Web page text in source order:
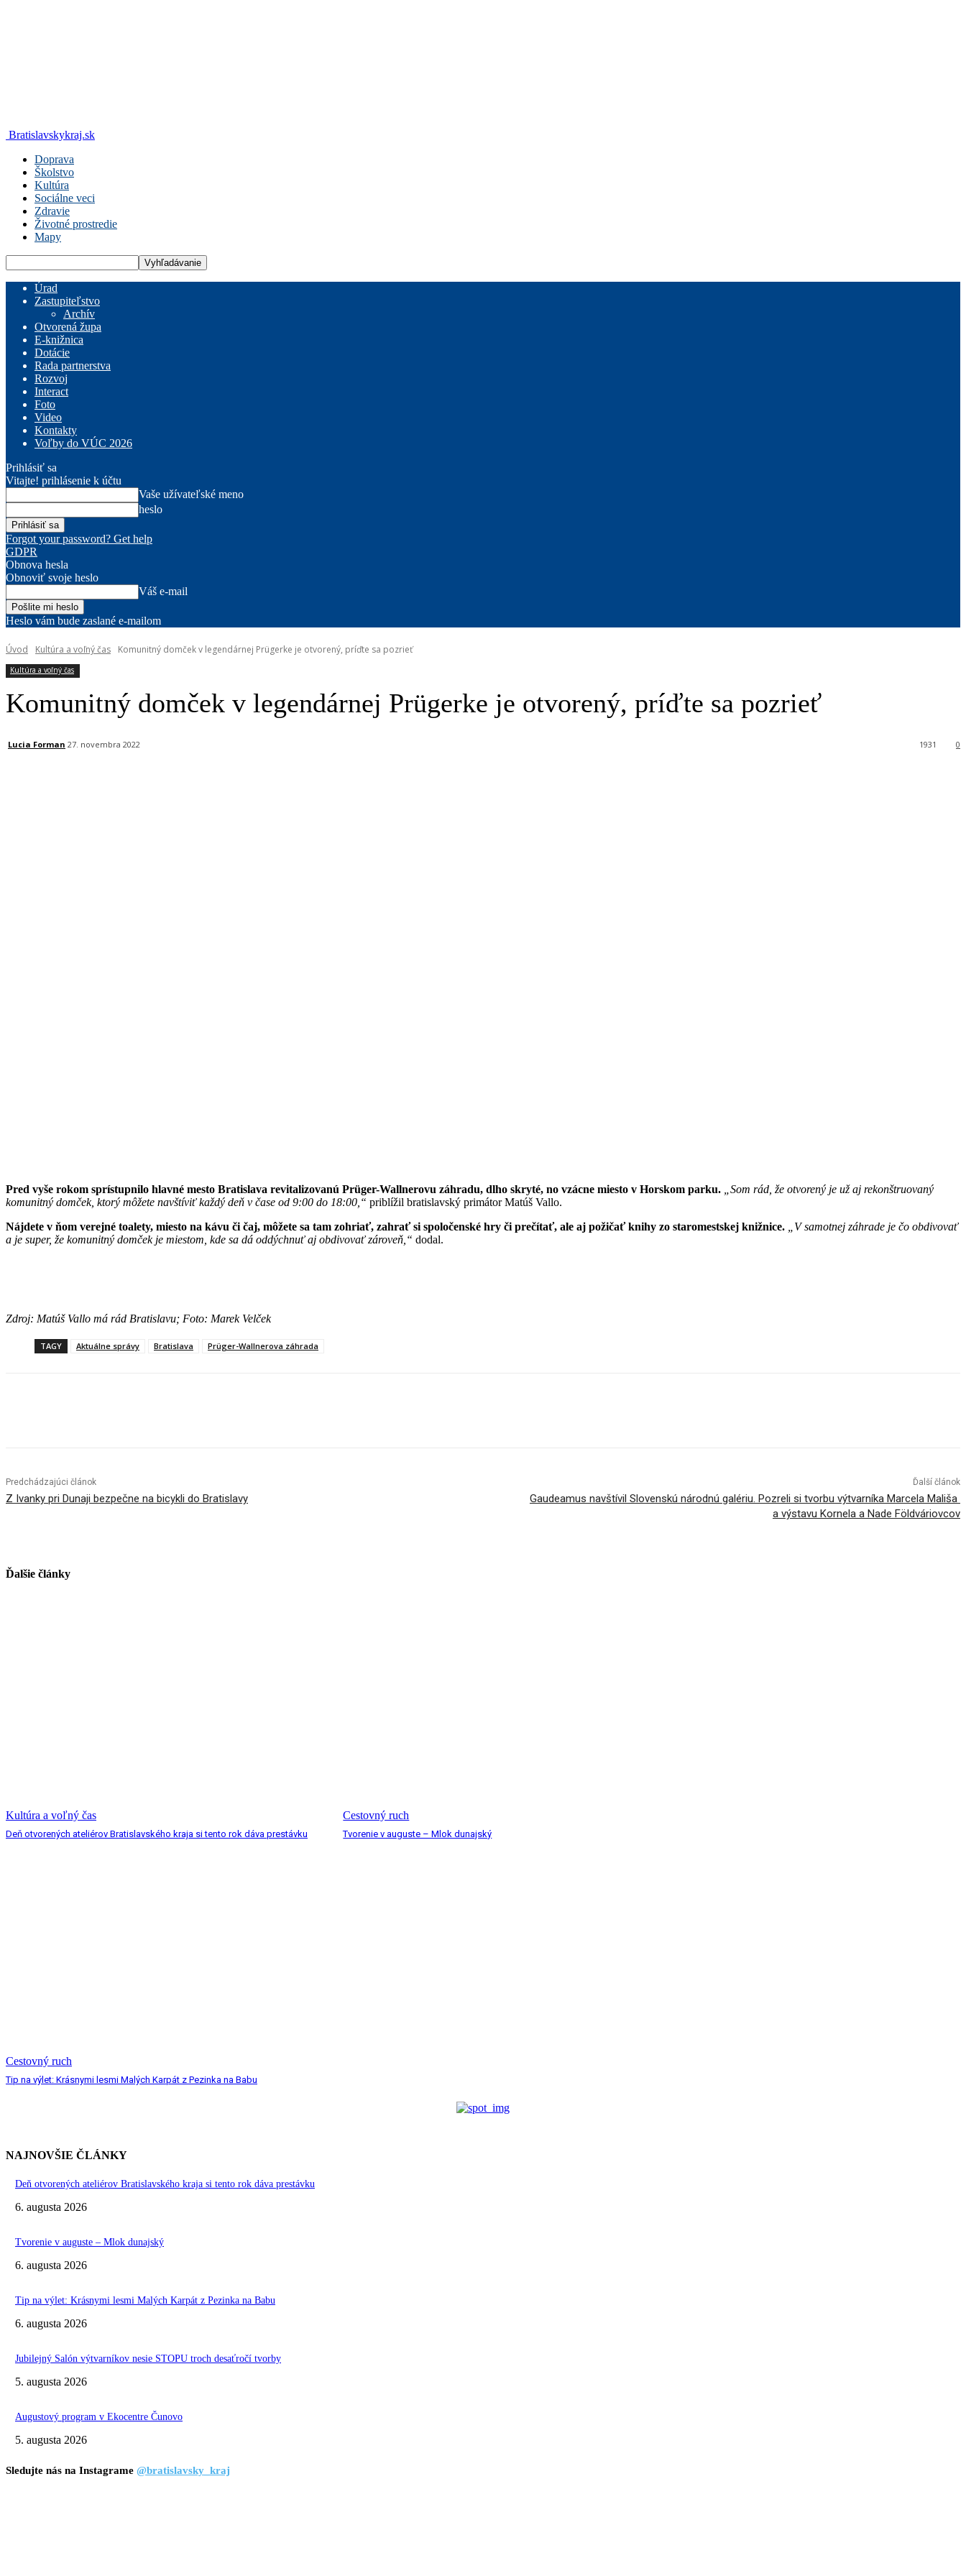
Bratislavskykraj.sk
Doprava
Školstvo
Kultúra
Sociálne veci
Zdravie
Životné prostredie
Mapy
Úrad
Zastupiteľstvo
Archív
Otvorená župa
E-knižnica
Dotácie
Rada partnerstva
Rozvoj
Interact
Foto
Video
Kontakty
Voľby do VÚC 2026
Prihlásiť sa
Vitajte! prihlásenie k účtu
Vaše užívateľské meno
heslo
Forgot your password? Get help
GDPR
Obnova hesla
Obnoviť svoje heslo
Váš e-mail
Heslo vám bude zaslané e-mailom
Úvod Kultúra a voľný čas Komunitný domček v legendárnej Prügerke je otvorený, príďte sa pozrieť
Kultúra a voľný čas
Komunitný domček v legendárnej Prügerke je otvorený, príďte sa pozrieť
Lucia Forman 27. novembra 2022 0
1931
Pred vyše rokom sprístupnilo hlavné mesto Bratislava revitalizovanú Prüger-Wallnerovu záhradu, dlho skryté, no vzácne miesto v Horskom parku.
„Som rád, že otvorený je už aj rekonštruovaný
komunitný domček, ktorý môžete navštíviť každý deň v čase od 9:00 do 18:00,“ priblížil bratislavský primátor Matúš Vallo.
Nájdete v ňom verejné toalety, miesto na kávu či čaj, môžete sa tam zohriať, zahrať si spoločenské hry či prečítať, ale aj požičať knihy zo staromestskej knižnice.
„V samotnej záhrade je čo obdivovať
a je super, že komunitný domček je miestom, kde sa dá oddýchnuť aj obdivovať zároveň,“ dodal.
Zdroj: Matúš Vallo má rád Bratislavu; Foto: Marek Velček
TAGY Aktuálne správy Bratislava Prüger-Wallnerova záhrada
Predchádzajúci článok
Z Ivanky pri Dunaji bezpečne na bicykli do Bratislavy
Ďalší článok
Gaudeamus navštívil Slovenskú národnú galériu. Pozreli si tvorbu výtvarníka Marcela Mališa
a výstavu Kornela a Nade Földváriovcov
Ďalšie články
Kultúra a voľný čas
Deň otvorených ateliérov Bratislavského kraja si tento rok dáva prestávku
Cestovný ruch
Tvorenie v auguste – Mlok dunajský
Cestovný ruch
Tip na výlet: Krásnymi lesmi Malých Karpát z Pezinka na Babu
NAJNOVŠIE ČLÁNKY
Deň otvorených ateliérov Bratislavského kraja si tento rok dáva prestávku
6. augusta 2026
Tvorenie v auguste – Mlok dunajský
6. augusta 2026
Tip na výlet: Krásnymi lesmi Malých Karpát z Pezinka na Babu
6. augusta 2026
Jubilejný Salón výtvarníkov nesie STOPU troch desaťročí tvorby
5. augusta 2026
Augustový program v Ekocentre Čunovo
5. augusta 2026
Sledujte nás na Instagrame @bratislavsky_kraj